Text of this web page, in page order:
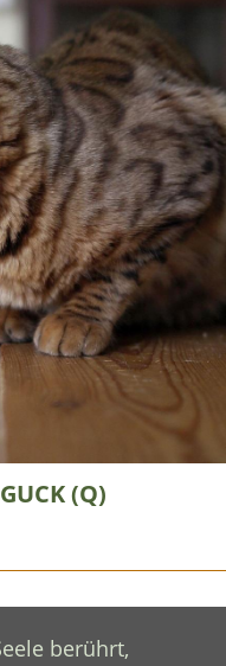
(Q)
berührt,